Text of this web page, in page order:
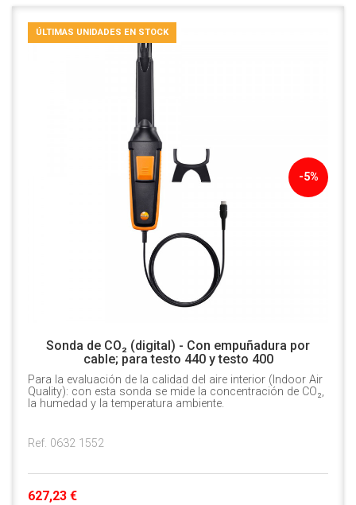
-5%
ÚLTIMAS UNIDADES EN STOCK
Sonda de CO₂ (digital) - Con empuñadura por
cable; para testo 440 y testo 400
Para la evaluación de la calidad del aire interior (Indoor Air
Quality): con esta sonda se mide la concentración de CO₂,
la humedad y la temperatura ambiente.
Ref. 0632 1552
627,23 €